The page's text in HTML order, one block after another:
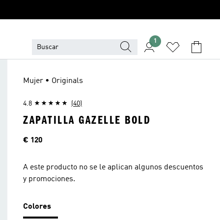
1
Mujer • Originals
4.8 (40)
ZAPATILLA GAZELLE BOLD
Precio
€ 120
A este producto no se le aplican algunos descuentos
y promociones.
Colores